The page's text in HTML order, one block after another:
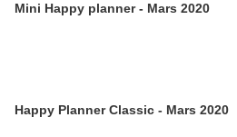
Mini Happy planner - Mars 2020
Happy Planner Classic - Mars 2020